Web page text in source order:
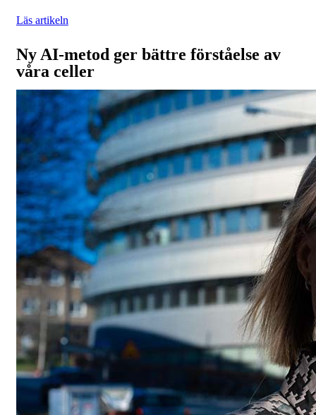
Läs artikeln
Ny AI-metod ger bättre förståelse av
våra celler